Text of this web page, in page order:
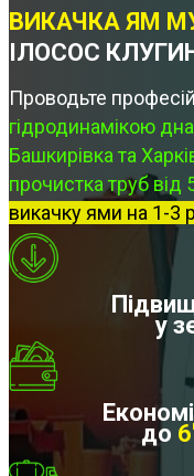
ВИКАЧКА ЯМ
ІЛОСОС
Проводьте
гідродинамікою
Башкирівка та
прочистка труб
викачку ями на 1-3
у
до